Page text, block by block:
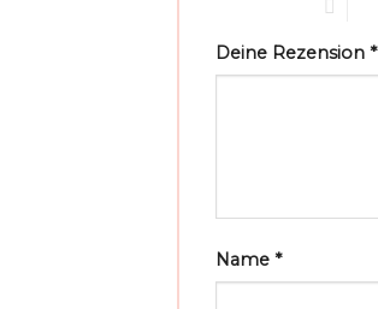
Deine Rezension *
Name *